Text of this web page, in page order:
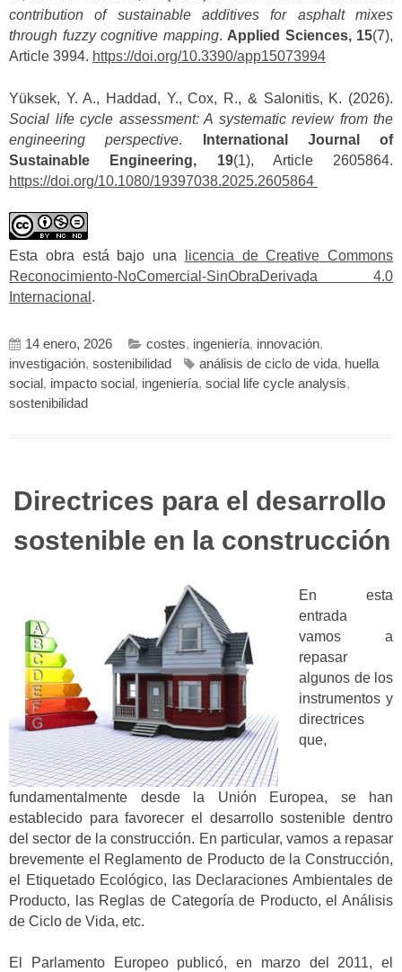
contribution of sustainable additives for asphalt mixes
through fuzzy cognitive mapping. Applied Sciences, 15(7),
Article 3994. https://doi.org/10.3390/app15073994
Yüksek, Y. A., Haddad, Y., Cox, R., & Salonitis, K. (2026).
Social life cycle assessment: A systematic review from the
engineering perspective.
International Journal of
Sustainable Engineering, 19(1), Article 2605864.
https://doi.org/10.1080/19397038.2025.2605864
Esta obra está bajo una
licencia de Creative Commons
Reconocimiento-NoComercial-SinObraDerivada 4.0
Internacional .
14 enero, 2026 costes, ingeniería, innovación,
investigación, sostenibilidad análisis de ciclo de vida, huella
social, impacto social, ingeniería, social life cycle analysis,
sostenibilidad
Directrices para el desarrollo
sostenible en la construcción
En esta
entrada
vamos a
repasar
algunos de los
instrumentos y
directrices
que,
fundamentalmente desde la Unión Europea, se han
establecido para favorecer el desarrollo sostenible dentro
del sector de la construcción. En particular, vamos a repasar
brevemente el Reglamento de Producto de la Construcción,
el Etiquetado Ecológico, las Declaraciones Ambientales de
Producto, las Reglas de Categoría de Producto, el Análisis
de Ciclo de Vida, etc.
El Parlamento Europeo publicó, en marzo del 2011, el